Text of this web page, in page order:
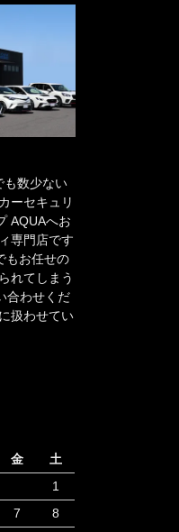
も数少ない
ーセキュリ
AQUAへお
専門店です
もお任せの
れてしまう
合わせくだ
扱わせてい
金
土
1
7
8